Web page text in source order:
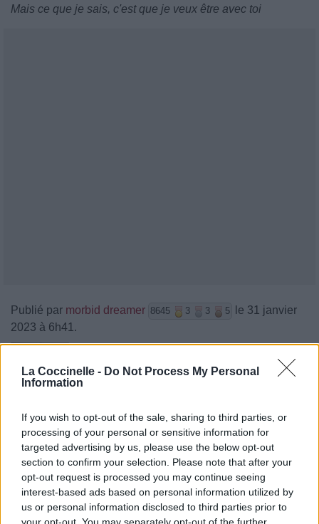
La Coccinelle - Do Not Process My Personal
Information
If you wish to opt-out of the sale, sharing to third parties, or
processing of your personal or sensitive information for
targeted advertising by us, please use the below opt-out
section to confirm your selection. Please note that after your
opt-out request is processed you may continue seeing
interest-based ads based on personal information utilized by
us or personal information disclosed to third parties prior to
your opt-out. You may separately opt-out of the further
Mais ce que je sais, c'est que je veux être avec toi
Publié par morbid dreamer 8645 3 3 5
le 31 janvier
2023 à 6h41.
Albums : Fake It Flowers
Paroles + Traduction Téléchargement
Vidéos
Commentaires